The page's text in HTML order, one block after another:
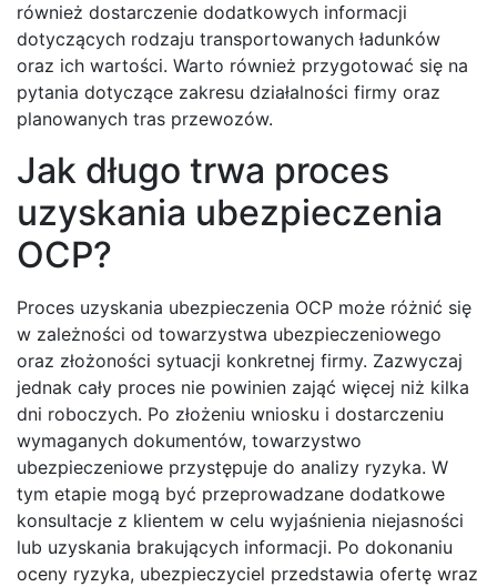
również dostarczenie dodatkowych informacji
dotyczących rodzaju transportowanych ładunków
oraz ich wartości. Warto również przygotować się na
pytania dotyczące zakresu działalności firmy oraz
planowanych tras przewozów.
Jak długo trwa proces
uzyskania ubezpieczenia
OCP?
Proces uzyskania ubezpieczenia OCP może różnić się
w zależności od towarzystwa ubezpieczeniowego
oraz złożoności sytuacji konkretnej firmy. Zazwyczaj
jednak cały proces nie powinien zająć więcej niż kilka
dni roboczych. Po złożeniu wniosku i dostarczeniu
wymaganych dokumentów, towarzystwo
ubezpieczeniowe przystępuje do analizy ryzyka. W
tym etapie mogą być przeprowadzane dodatkowe
konsultacje z klientem w celu wyjaśnienia niejasności
lub uzyskania brakujących informacji. Po dokonaniu
oceny ryzyka, ubezpieczyciel przedstawia ofertę wraz